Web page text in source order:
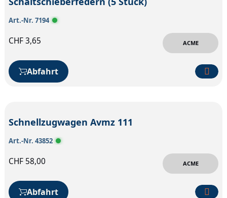
Art.-Nr. 7194
CHF3,65 ACME
Abfahrt
Schnellzugwagen Avmz 111
Art.-Nr. 43852
CHF 58,00 ACME
Abfahrt